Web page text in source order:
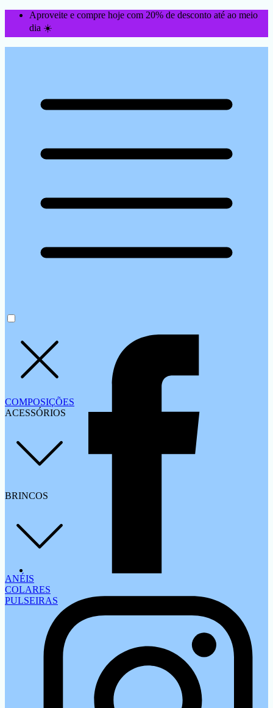
Aproveite e compre hoje com 20% de desconto até ao meio
dia ☀️
COMPOSIÇÕES
ACESSÓRIOS
BRINCOS
ANÉIS
COLARES
PULSEIRAS